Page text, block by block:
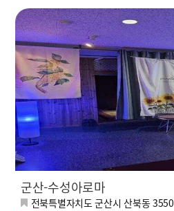
군산-수성아로마
전북특별자치도 군산시 산북동 3550